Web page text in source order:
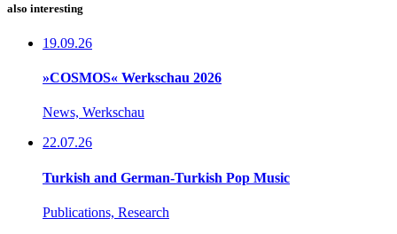
also interesting
19.09.26
»COSMOS« Werkschau 2026
News, Werkschau
22.07.26
Turkish and German-Turkish Pop Music
Publications, Research